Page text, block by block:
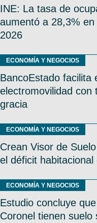
INE: La tasa de
aumentó a 28,3%
2026
ECONOMÍA Y NEGOCIOS
BancoEstado facilita
electromovilidad con
gracia
ECONOMÍA Y NEGOCIOS
Crean Visor de
el déficit habitacional
ECONOMÍA Y NEGOCIOS
Estudio concluye
Coronel tienen